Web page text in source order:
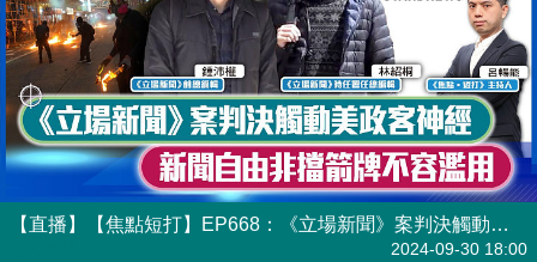
【直播】【焦點短打】EP668：《立場新聞》案判決觸動美政客神經 新聞自由非擋箭牌不容濫用
2024-09-30 18:00